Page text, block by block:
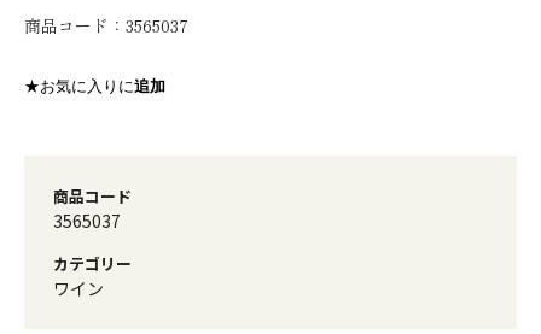
商品コード： 3565037
★お気に入りに追加
商品コード
3565037
カテゴリー
ワイン